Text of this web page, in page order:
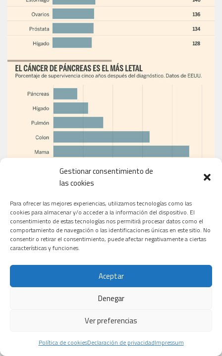
Gestionar consentimiento de
las cookies
Para ofrecer las mejores experiencias, utilizamos tecnologías como las
cookies para almacenar y/o acceder a la información del dispositivo. El
consentimiento de estas tecnologías nos permitirá procesar datos como el
comportamiento de navegación o las identificaciones únicas en este sitio. No
consentir o retirar el consentimiento, puede afectar negativamente a ciertas
características y funciones.
Aceptar
Denegar
Ver preferencias
Política de cookiesDeclaración de privacidadImpressum
EL PERIÓDICO